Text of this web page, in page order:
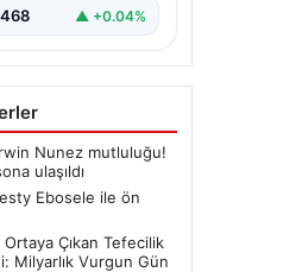
▲ +0.04%
Nunez mutluluğu!
ulaşıldı
Ebosele ile ön
Çıkan Tefecilik
Milyarlık Vurgun Gün